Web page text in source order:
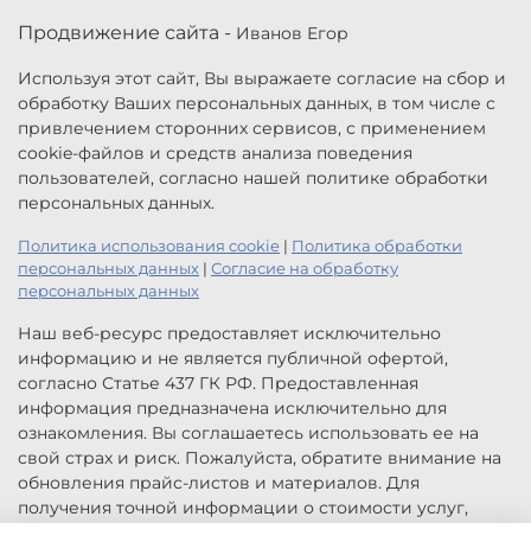
Продвижение сайта - Иванов Егор
Используя этот сайт, Вы выражаете согласие на сбор и
обработку Ваших персональных данных, в том числе с
привлечением сторонних сервисов, с применением
cookie-файлов и средств анализа поведения
пользователей, согласно нашей политике обработки
персональных данных.
Политика использования cookie | Политика обработки
персональных данных | Согласие на обработку
персональных данных
Наш веб-ресурс предоставляет исключительно
информацию и не является публичной офертой,
согласно Статье 437 ГК РФ. Предоставленная
информация предназначена исключительно для
ознакомления. Вы соглашаетесь использовать ее на
свой страх и риск. Пожалуйста, обратите внимание на
обновления прайс-листов и материалов. Для
получения точной информации о стоимости услуг,